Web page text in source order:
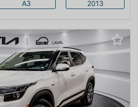
A3 2013